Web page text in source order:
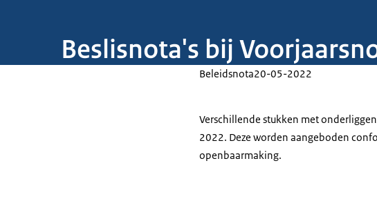
Beslisnota's bij
Beleidsnota20-05-2022
Verschillende stukken met
2022. Deze worden aangeboden
openbaarmaking.